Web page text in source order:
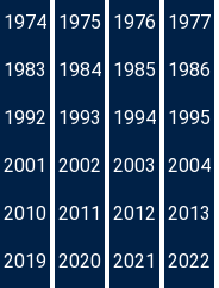
1974 1975 1976 1977
1983 1984 1985 1986
1992 1993 1994 1995
2001 2002 2003 2004
2010 2011 2012 2013
2019 2020 2021 2022